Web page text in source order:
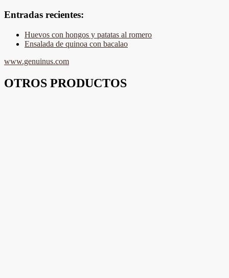
Entradas recientes:
Huevos con hongos y patatas al romero
Ensalada de quinoa con bacalao
www.genuinus.com
OTROS PRODUCTOS